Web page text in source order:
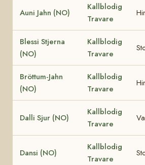
Auni Jahn (NO)
Kallblodig
Travare
Blessi Stjerna
(NO)
Kallblodig
Travare
Bröttum-Jahn
(NO)
Kallblodig
Travare
Dalli Sjur (NO)
Kallblodig
Travare
Dansi (NO)
Kallblodig
Travare